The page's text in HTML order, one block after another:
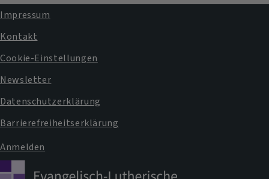
Fußbereichsmenü
Impressum
Kontakt
Cookie-Einstellungen
Newsletter
Datenschutzerklärung
Barrierefreiheitserklärung
Benutzermenü
Anmelden